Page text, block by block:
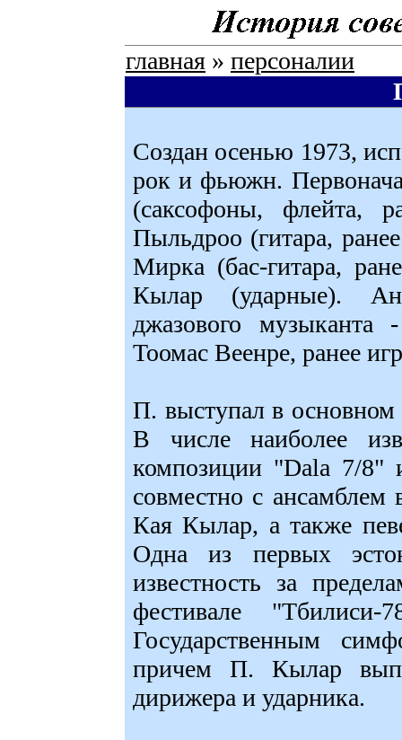
главная » персоналии
Создан осенью 1973,
рок и фьюжн.
(саксофоны,
Пыльдроо (гитара,
Мирка (бас-гитара,
Кылар (ударные).
джазового музыканта
Тоомас Веенре, ранее
П. выступал в основном
В числе наиболее
композиции "Dala 7/8"
совместно с
Кая Кылар, а также
Одна из первых
известность за
фестивале
Государственным
причем П. Кылар
дирижера и ударника.